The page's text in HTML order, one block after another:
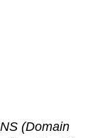
(Domain